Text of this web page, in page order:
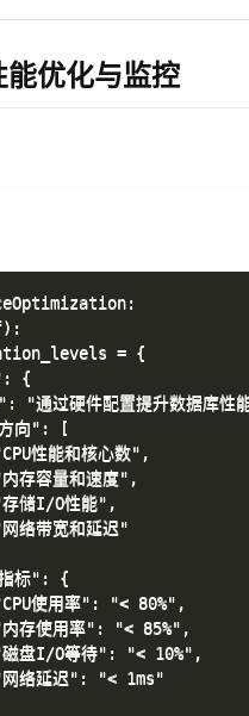
优化与监控
= {
{
"通过硬件配置提升数据库性
向": [
性能和核心数",
存容量和速度",
储I/O性能",
络带宽和延迟"
标": {
使用率": "< 80%",
存使用率": "< 85%",
盘I/O等待": "< 10%",
络延迟": "< 1ms"